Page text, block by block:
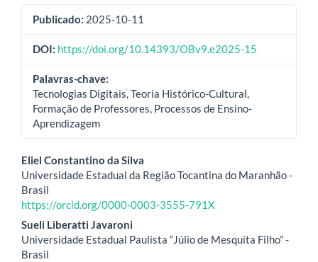
Publicado: 2025-10-11
DOI: https://doi.org/10.14393/OBv9.e2025-15
Palavras-chave:
Tecnologias Digitais, Teoria Histórico-Cultural,
Formação de Professores, Processos de Ensino-
Aprendizagem
Conteúdo
do
artigo
principal
Eliel Constantino da Silva
Universidade Estadual da Região Tocantina do Maranhão -
Brasil
https://orcid.org/0000-0003-3555-791X
Sueli Liberatti Javaroni
Universidade Estadual Paulista “Júlio de Mesquita Filho” -
Brasil